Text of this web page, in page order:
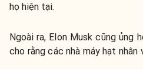
họ hiện tại.
Ngoài ra, Elon Musk cũng ủng
cho rằng các nhà máy hạt nhân